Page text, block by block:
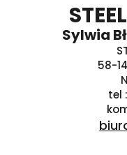
Sylwia
58-
tel